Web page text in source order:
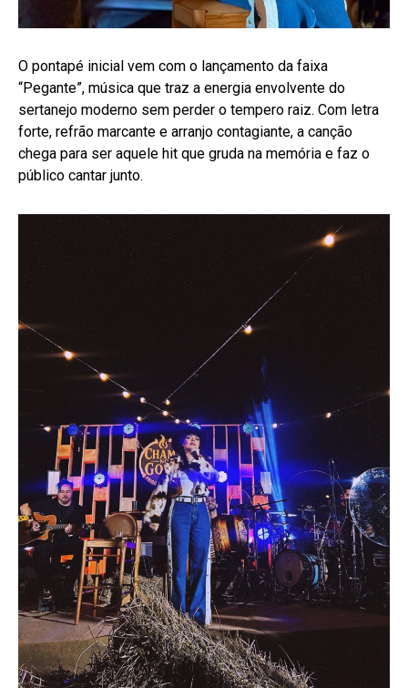
O pontapé inicial vem com o lançamento da faixa
“Pegante”, música que traz a energia envolvente do
sertanejo moderno sem perder o tempero raiz. Com letra
forte, refrão marcante e arranjo contagiante, a canção
chega para ser aquele hit que gruda na memória e faz o
público cantar junto.